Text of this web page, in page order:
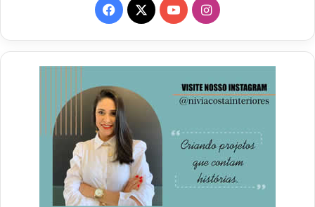
Facebook
X YouTubeInstagram